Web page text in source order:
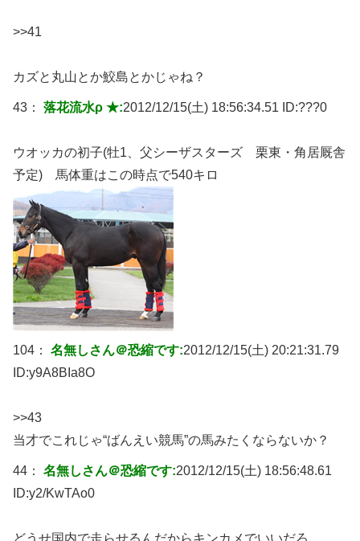
>>41
カズと丸山とか鮫島とかじゃね？
43： 落花流水ρ ★:2012/12/15(土) 18:56:34.51 ID:???0
ウオッカの初子(牡1、父シーザスターズ 栗東・角居厩舎
予定) 馬体重はこの時点で540キロ
104： 名無しさん＠恐縮です:2012/12/15(土) 20:21:31.79
ID:y9A8BIa8O
>>43
当才でこれじゃ“ばんえい競馬”の馬みたくならないか？
44： 名無しさん＠恐縮です:2012/12/15(土) 18:56:48.61
ID:y2/KwTAo0
どうせ国内で走らせるんだからキンカメでいいだろ。